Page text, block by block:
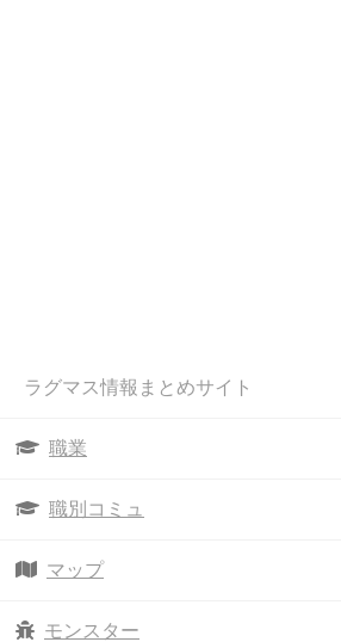
ラグマス情報まとめサイト
職業
職別コミュ
マップ
モンスター